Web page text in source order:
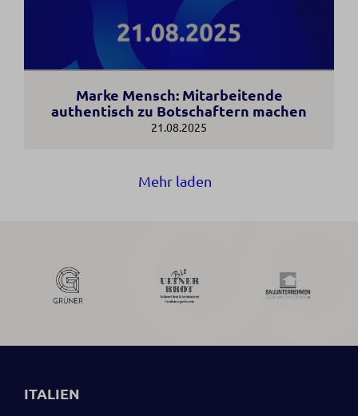
Marke Mensch: Mitarbeitende
authentisch zu Botschaftern machen
21.08.2025
Mehr laden
ITALIEN